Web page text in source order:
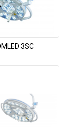
3SC